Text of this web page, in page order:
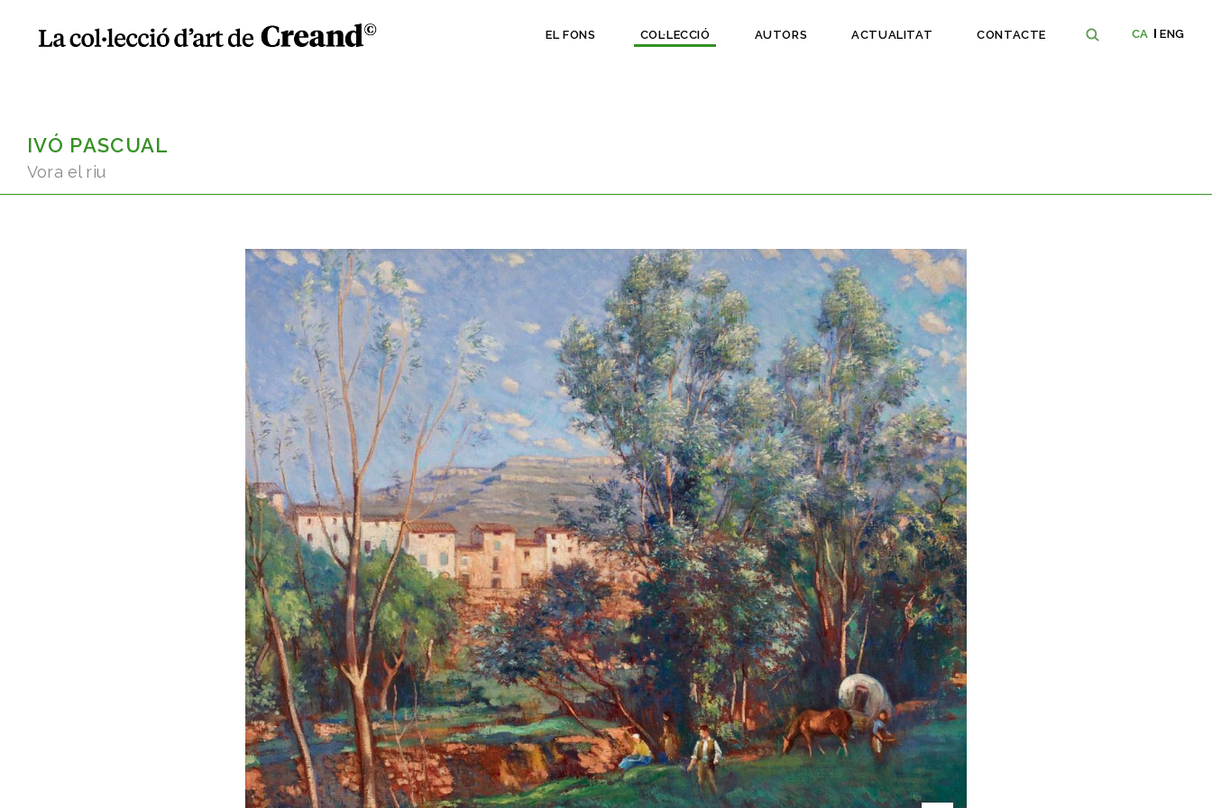
EL FONS COL·LECCIÓ AUTORS ACTUALITAT CONTACTE CA ENG
IVÓ PASCUAL
Vora el riu